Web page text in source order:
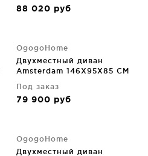
88 020 руб
OgogoHome
Двухместный диван
Amsterdam 146X95X85 CM
Под заказ
79 900 руб
OgogoHome
Двухместный диван